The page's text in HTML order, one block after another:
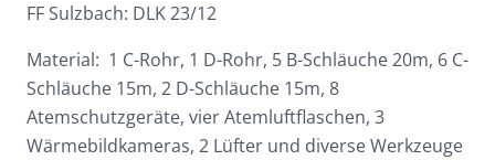
FF Sulzbach: DLK 23/12
Material: 1 C-Rohr, 1 D-Rohr, 5 B-Schläuche 20m, 6 C-
Schläuche 15m, 2 D-Schläuche 15m, 8
Atemschutzgeräte, vier Atemluftflaschen, 3
Wärmebildkameras, 2 Lüfter und diverse Werkzeuge